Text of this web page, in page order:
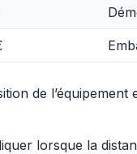
de l’équipement
lorsque la